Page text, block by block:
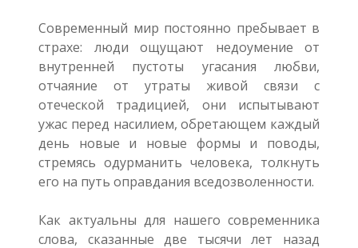
Современный мир постоянно пребывает в
страхе: люди ощущают недоумение от
внутренней пустоты угасания любви,
отчаяние от утраты живой связи с
отеческой традицией, они испытывают
ужас перед насилием, обретающем каждый
день новые и новые формы и поводы,
стремясь одурманить человека, толкнуть
его на путь оправдания вседозволенности.
Как актуальны для нашего современника
слова, сказанные две тысячи лет назад